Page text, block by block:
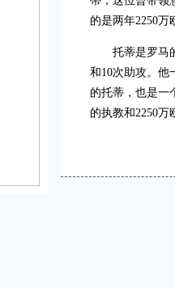
的是两年2250万
托蒂是罗马
和10次助攻。他
的托蒂，也是一
的执教和2250万